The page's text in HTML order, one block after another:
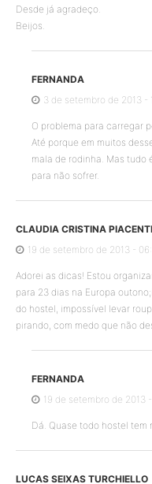
Desde já agradeço.
Beijos.
FERNANDA
3 de setembro de 2013 -
O problema para carregar
Até porque em muitos
mala de rodinha. Mas tudo
para não sofrer.
CLAUDIA CRISTINA
19 de setembro de 2013 -
Adorei as dicas! Estou
para 23 dias na Europa
do hostel, impossível levar
pirando, com medo que não
FERNANDA
19 de setembro de 2013
Dá. Quase todo hostel tem
LUCAS SEIXAS TURCHIELLO